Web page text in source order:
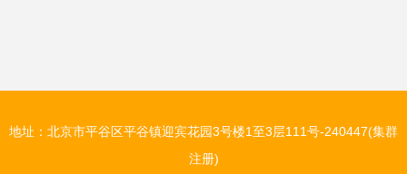
地址：北京市平谷区平谷镇迎宾花园3号楼1至3层111号-240447(集群
注册)